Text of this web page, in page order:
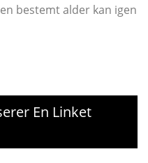
bestemt alder kan igen
En Linket